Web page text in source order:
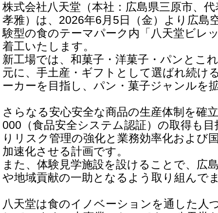
株式会社八天堂（本社：広島県三原市、
孝雅）は、2026年6月5日（金）より広島
験型の食のテーマパーク内「八天堂ビレ
着工いたします。
新工場では、和菓子・洋菓子・パンとこ
元に、手土産・ギフトとして選ばれ続け
ーカーを目指し、パン・菓子ジャンルを
さらなる安心安全な商品の生産体制を確
000（食品安全システム認証）の取得も
りリスク管理の強化と業務効率化および
加速化させる計画です。
また、体験見学施設を設けることで、広
や地域貢献の一助となるよう取り組んで
八天堂は食のイノベーションを通した人